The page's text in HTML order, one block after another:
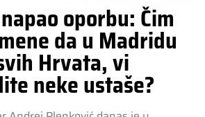
oporbu: Čim
da u Madridu
Hrvata, vi
neke ustaše?